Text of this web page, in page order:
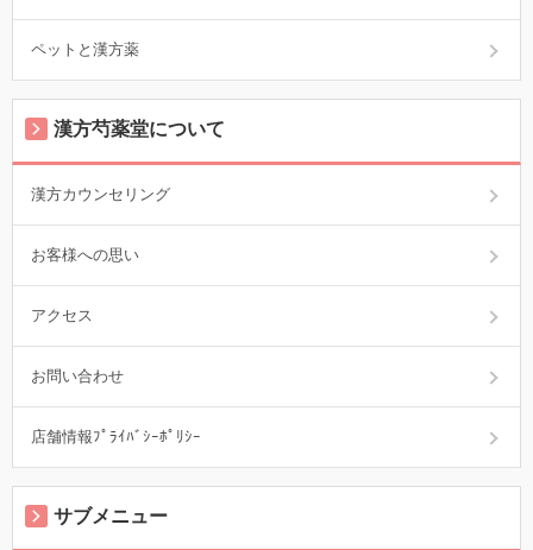
ペットと漢方薬
漢方芍薬堂について
漢方カウンセリング
お客様への思い
アクセス
お問い合わせ
店舗情報ﾌﾟﾗｲﾊﾞｼｰﾎﾟﾘｼｰ
サブメニュー